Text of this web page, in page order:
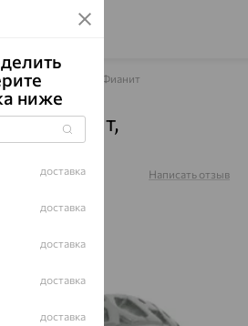
кольца Фианит
фианит,
Написать отзыв
ниже
доставка
доставка
доставка
доставка
доставка